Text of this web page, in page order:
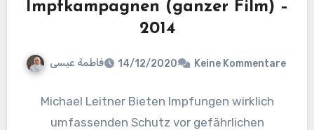
Impfkampagnen (ganzer Film) –
2014
فاطمة عيسى 14/12/2020 Keine Kommentare
Michael Leitner Bieten Impfungen wirklich
umfassenden Schutz vor gefährlichen